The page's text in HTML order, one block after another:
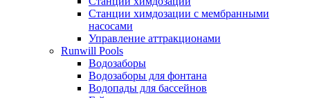
Станции химдозации с мембранными
насосами
Управление аттракционами
Runwill Pools
Водозаборы
Водозаборы для фонтана
Водопады для бассейнов